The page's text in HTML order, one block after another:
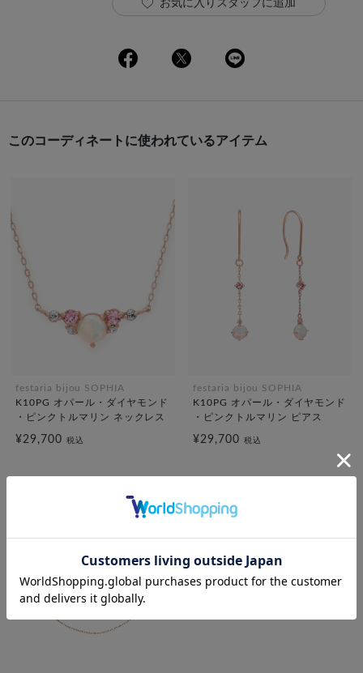
お気に入りスタッフに追加
このコーディネートに使われているアイテム
festaria bijou SOPHIA
K10PG オパール・ダイヤモンド
・ピンクトルマリン ネックレス
¥29,700 税込
festaria bijou SOPHIA
K10PG オパール・ダイヤモンド
・ピンクトルマリン ピアス
¥29,700 税込